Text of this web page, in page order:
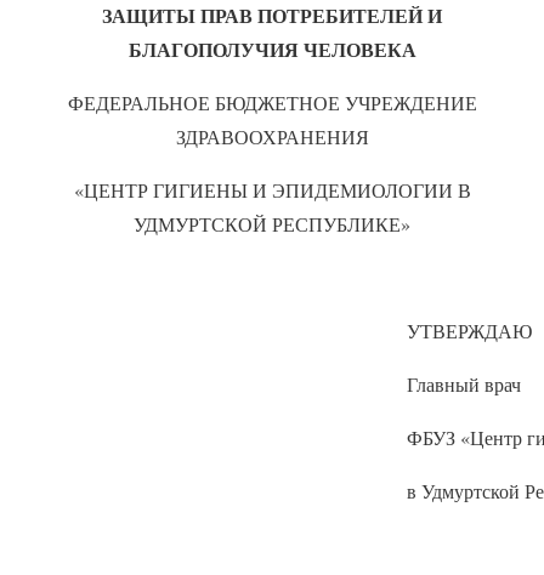
ЗАЩИТЫ ПРАВ ПОТРЕБИТЕЛЕЙ И
БЛАГОПОЛУЧИЯ ЧЕЛОВЕКА
ФЕДЕРАЛЬНОЕ БЮДЖЕТНОЕ УЧРЕЖДЕНИЕ
ЗДРАВООХРАНЕНИЯ
«ЦЕНТР ГИГИЕНЫ И ЭПИДЕМИОЛОГИИ В
УДМУРТСКОЙ РЕСПУБЛИКЕ»
УТВЕРЖДАЮ
Главный врач
ФБУЗ «Центр
в Удмуртской